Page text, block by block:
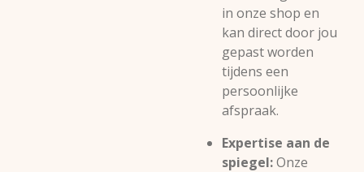
in onze shop en
kan direct door jou
gepast worden
tijdens een
persoonlijke
afspraak.
Expertise aan de
spiegel:Onze